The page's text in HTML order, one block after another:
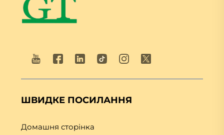
ШВИДКЕ ПОСИЛАННЯ
Домашня сторінка